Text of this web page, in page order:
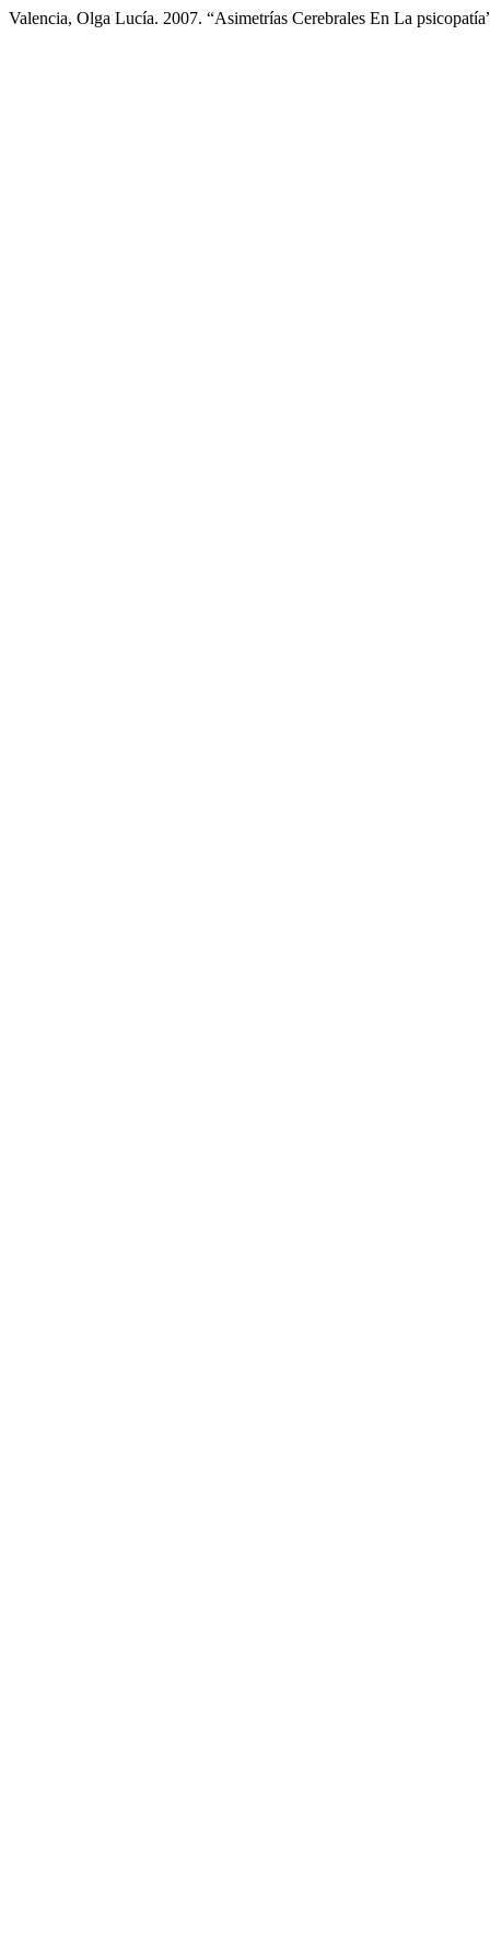
Valencia, Olga Lucía. 2007. “Asimetrías Cerebrales En La